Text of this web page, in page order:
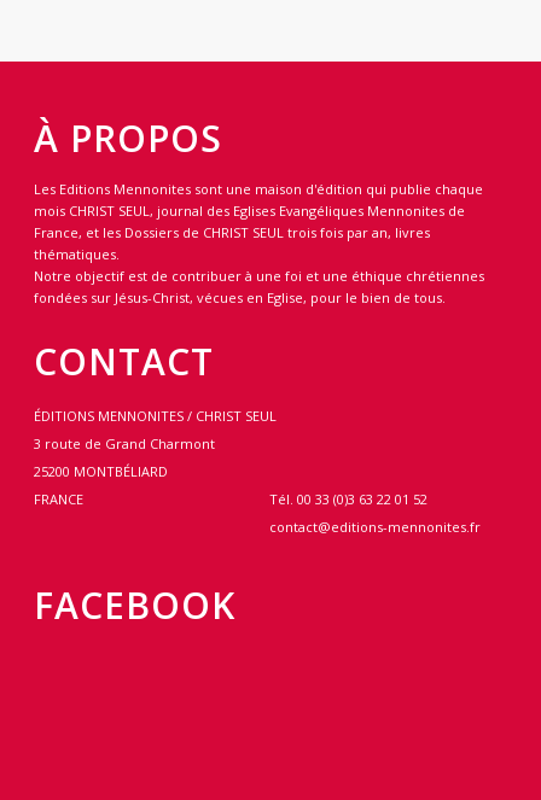
À PROPOS
Les Editions Mennonites sont une maison d'édition qui publie chaque
mois CHRIST SEUL, journal des Eglises Evangéliques Mennonites de
France, et les Dossiers de CHRIST SEUL trois fois par an, livres
thématiques.
Notre objectif est de contribuer à une foi et une éthique chrétiennes
fondées sur Jésus-Christ, vécues en Eglise, pour le bien de tous.
CONTACT
ÉDITIONS MENNONITES / CHRIST SEUL
3 route de Grand Charmont
25200 MONTBÉLIARD
FRANCE
Tél. 00 33 (0)3 63 22 01 52
contact@editions-mennonites.fr
FACEBOOK